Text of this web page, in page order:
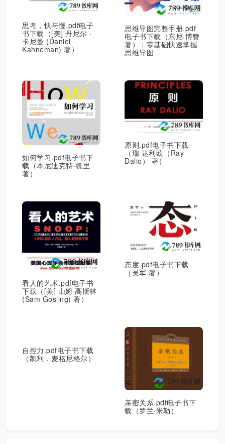
思考，快与慢.pdf电子
书下载（[美] 丹尼尔 ·
卡尼曼 (Daniel
Kahneman) 著）
思维导图完整手册.pdf
电子书下载（东尼·博赞
著）：零基础快速掌握
思维导图
如何学习.pdf电子书下
载（本尼迪克特·凯里
著）
原则.pdf电子书下载
（瑞·达利欧（Ray
Dalio） 著）
看人的艺术.pdf电子书
下载（[美] 山姆·高斯林
(Sam Gosling) 著）
态度.pdf电子书下载
（吴军 著）
自控力.pdf电子书下载
（凯利．麦格尼格尔）
亲密关系.pdf电子书下
载（罗兰·米勒）